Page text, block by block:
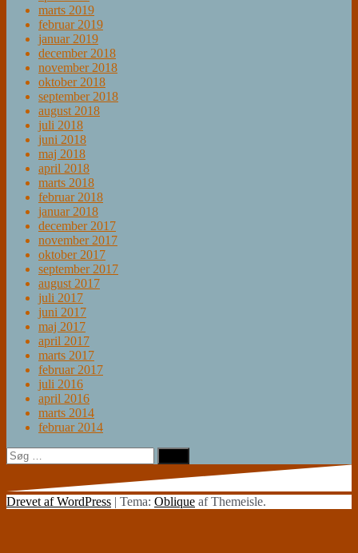
marts 2019
februar 2019
januar 2019
december 2018
november 2018
oktober 2018
september 2018
august 2018
juli 2018
juni 2018
maj 2018
april 2018
marts 2018
februar 2018
januar 2018
december 2017
november 2017
oktober 2017
september 2017
august 2017
juli 2017
juni 2017
maj 2017
april 2017
marts 2017
februar 2017
juli 2016
april 2016
marts 2014
februar 2014
Søg
efter:
Drevet af WordPress | Tema: Oblique af Themeisle.